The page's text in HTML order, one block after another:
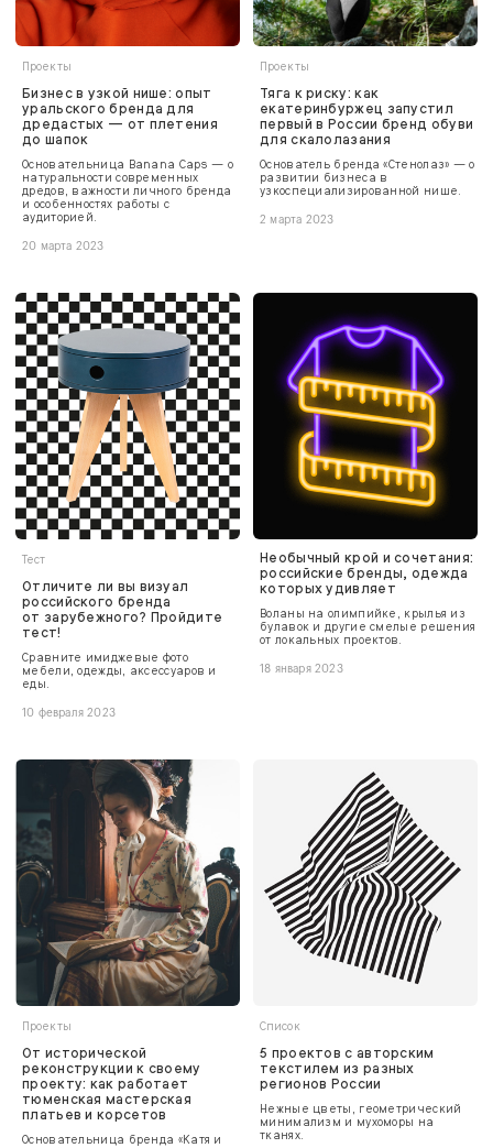
Проекты
Бизнес в узкой нише: опыт
уральского бренда для
дредастых — от плетения
до шапок
Основательница Banana Caps — о
натуральности современных
дредов, важности личного бренда
и особенностях работы с
аудиторией.
20 марта 2023
Проекты
Тяга к риску: как
екатеринбуржец запустил
первый в России бренд обуви
для скалолазания
Основатель бренда «Стенолаз» — о
развитии бизнеса в
узкоспециализированной нише.
2 марта 2023
Тест
Отличите ли вы визуал
российского бренда
от зарубежного? Пройдите
тест!
Сравните имиджевые фото
мебели, одежды, аксессуаров и
еды.
10 февраля 2023
Необычный крой и сочетания:
российские бренды, одежда
которых удивляет
Воланы на олимпийке, крылья из
булавок и другие смелые решения
от локальных проектов.
18 января 2023
Проекты
От исторической
реконструкции к своему
проекту: как работает
тюменская мастерская
платьев и корсетов
Основательница бренда «Катя и
Список
5 проектов с авторским
текстилем из разных
регионов России
Нежные цветы, геометрический
минимализм и мухоморы на
тканях.